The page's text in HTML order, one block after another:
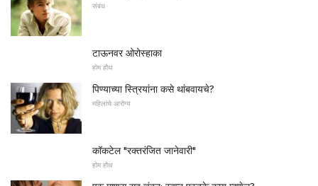
संबंध
टाऊनवर ओरोस्हाका
होम हौथ
पिण्याच्या स्त्रियांना कसे थांबवायचे?
महिलांचे आरोग्य
कॉकटेल "रक्तरंजित जानेवारी"
होम हौथ